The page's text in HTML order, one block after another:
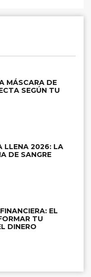
MÁSCARA DE
SEGÚN TU
LLENA 2026: LA
DE SANGRE
EL
TU
DINERO